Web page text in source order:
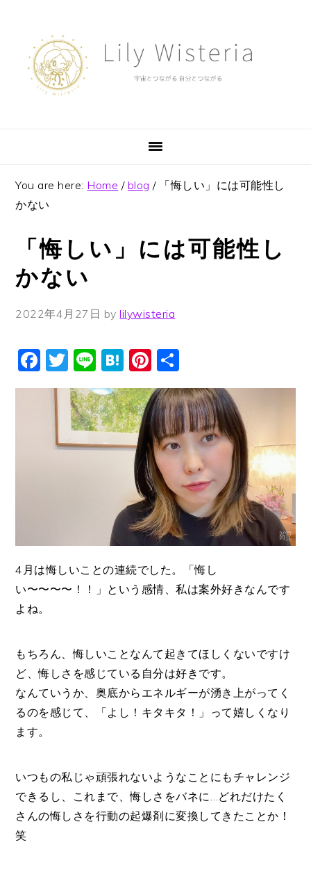
primary
navigation
content
You are here: Home / blog /「悔しい」には可能性し
かない
「悔しい」には可能性し
かない
2022年4月27日 bylilywisteria
Facebook
Twitter
LineHatena
Pinterest
有
4月は悔しいことの連続でした。「悔し
い〜〜〜〜！！」という感情、私は案外好きなんです
よね。
もちろん、悔しいことなんて起きてほしくないですけ
ど、悔しさを感じている自分は好きです。
なんていうか、奥底からエネルギーが湧き上がってく
るのを感じて、「よし！キタキタ！」って嬉しくなり
ます。
いつもの私じゃ頑張れないようなことにもチャレンジ
できるし、これまで、悔しさをバネに…どれだけたく
さんの悔しさを行動の起爆剤に変換してきたことか！
笑